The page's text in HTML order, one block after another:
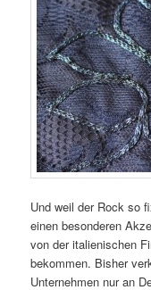
Und weil der Rock so
einen besonderen
von der italienischen
bekommen. Bisher
Unternehmen nur an